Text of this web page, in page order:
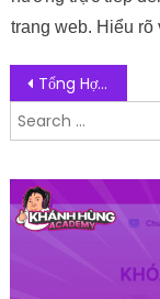
trang web. Hiểu
Post
Tổng Hợp Top 8 Cung Đường Phượt Ven Biển Đẹp Nhất Việt Nam
Search for: